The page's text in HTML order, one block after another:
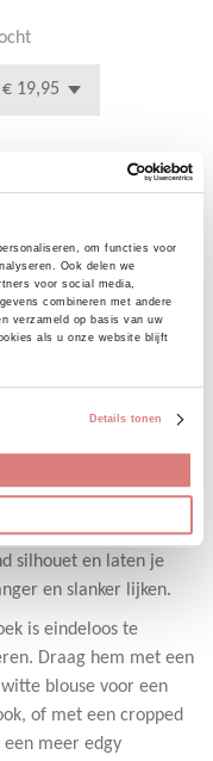
om functies voor
Ook delen we
voor social media,
combineren met andere
verzameld op basis van uw
als u onze website blijft
Details tonen
jeans van de Toxik is
leg en een hoger model
zomers en fris gevoel,
de warme dagen. De
zorgen voor een
silhouet en laten je
en slanker lijken.
is eindeloos te
Draag hem met een
blouse voor een
of met een cropped
meer edgy